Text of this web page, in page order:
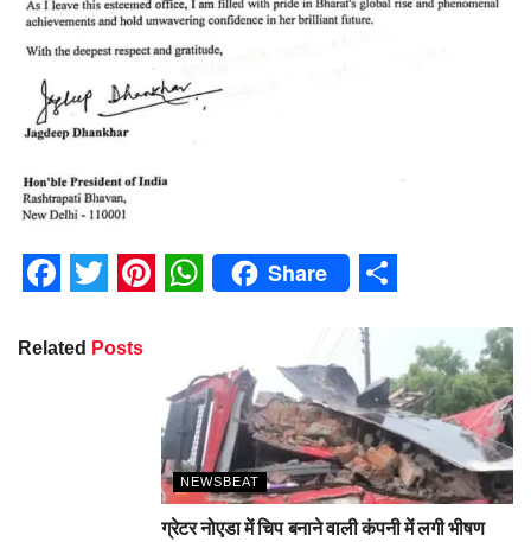
Share
Related Posts
NEWSBEAT
ग्रेटर नोएडा में चिप बनाने वाली कंपनी में लगी भीषण